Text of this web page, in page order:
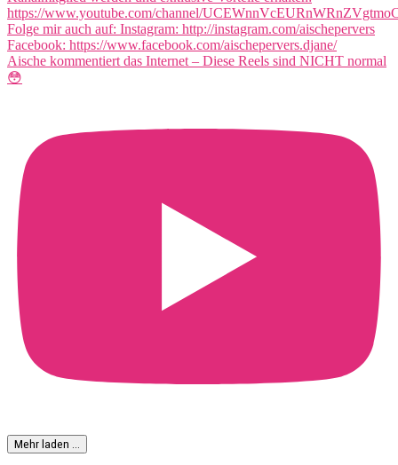
Aische kommentiert das Internet – Diese Reels sind NICHT normal
😳
Mehr laden …